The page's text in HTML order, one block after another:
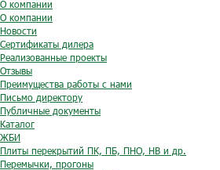
О компании
О компании
Новости
Сертификаты дилера
Реализованные проекты
Отзывы
Преимущества работы с нами
Письмо директору
Публичные документы
Каталог
ЖБИ
Плиты перекрытий ПК, ПБ, ПНО, НВ и др.
Перемычки, прогоны